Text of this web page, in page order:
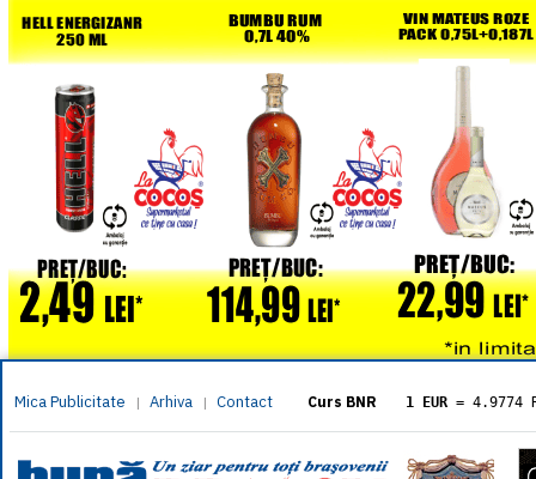
Mica Publicitate | Arhiva | Contact Curs BNR 1 EUR = 4.9774
= 5.8304
1 XAU= 464.4611